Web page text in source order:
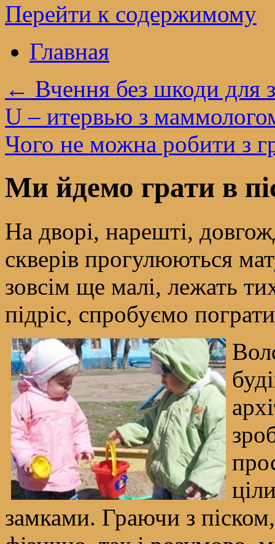
Перейти к содержимому
Главная
← Вчення без шкоди для
U – итервью з
Чого не можна робити з
Ми йдемо грати в
На дворі, нарешті,
скверів прогулюються
зовсім ще малі, лежать
підріс, спробуємо
замками. Граючи з